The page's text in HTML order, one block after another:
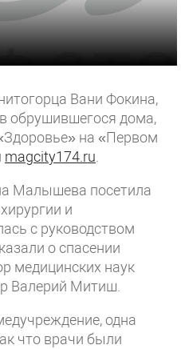
Вани Фокина,
обрушившегося дома,
на «Первом
magcity174.ru
Малышева посетила
и
с руководством
о спасении
медицинских наук
Валерий Митиш.
одна
что врачи были